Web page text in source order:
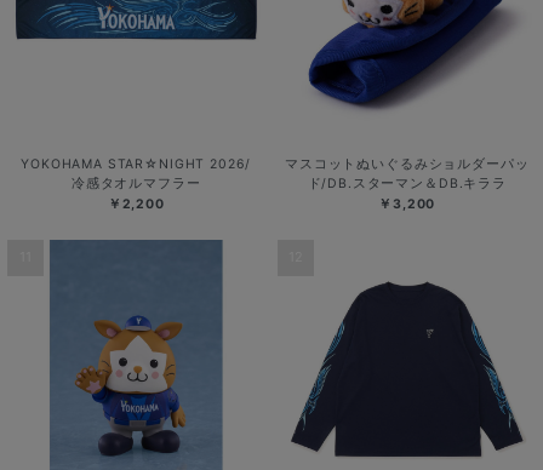
YOKOHAMA STAR☆NIGHT 2026/
冷感タオルマフラー
￥2,200
マスコットぬいぐるみショルダーパッ
ド/DB.スターマン＆DB.キララ
￥3,200